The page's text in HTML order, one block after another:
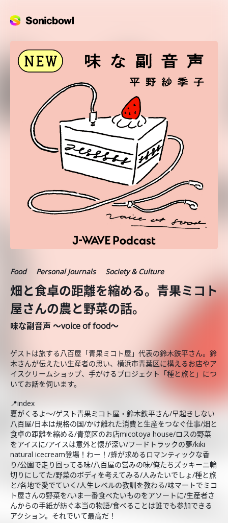
Food Personal Journals Society & Culture
畑と食卓の距離を縮める。青果ミコト
屋さんの農と野菜の話。
味な副音声 ～voice of food～
ゲストは旅する八百屋「青果ミコト屋」代表の鈴木鉄平さん。鈴
木さんが伝えたい生産者の思い、横浜市青葉区に構えるお店やア
イスクリームショップ、手がけるプロジェクト「種と旅と」につ
いてお話を伺います。
📍index
夏がくるよ〜/ゲスト青果ミコト屋・鈴木鉄平さん/早起きしない
八百屋/日本は規格の国/かけ離れた消費と生産をつなぐ仕事/畑と
食卓の距離を縮める/青葉区のお店micotoya house/ロスの野菜
をアイスに/アイスは意外と懐が深い/フードトラックの夢/kiki
natural icecream登場！わー！/蜂が求めるロマンティックな香
り/公園で走り回ってる味/八百屋の営みの味/俺たちズッキーニ輪
切りにしてた/野菜のボディを考えてみる/人みたいでしょ/種と旅
と/各地で愛でていく/人生レベルの教訓を教わる/味マートでミコ
ト屋さんの野菜を/いま一番食べたいものをアソートに/生産者さ
んからの手紙が紡ぐ本当の物語/食べることは誰でも参加できる
アクション。それでいて最高だ！